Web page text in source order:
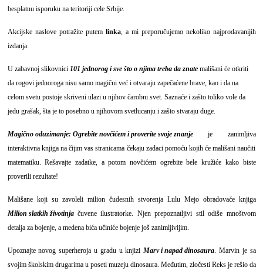
besplatnu isporuku na teritoriji cele Srbije.
Akcijske naslove potražite putem linka, a mi preporučujemo nekoliko najprodavanijih
izdanja.
U zabavnoj slikovnici 101 jednorog i sve što o njima treba da znate mališani će otkriti
da rogovi jednoroga nisu samo magični već i otvaraju zapečaćene brave, kao i da na
celom svetu postoje skriveni ulazi u njihov čarobni svet. Saznaće i zašto toliko vole da
jedu grašak, šta je to posebno u njihovom svetlucanju i zašto stvaraju duge.
Magično oduzimanje: Ogrebite novčićem i proverite svoje znanjeje zanimljiva
interaktivna knjiga na čijim vas stranicama čekaju zadaci pomoću kojih će mališani naučiti
matematiku. Rešavajte zadatke, a potom novčićem ogrebite bele kružiće kako biste
proverili rezultate!
Mališane koji su zavoleli milion čudesnih stvorenja Lulu Mejo obradovaće knjiga
Milion slatkih životinjačuvene ilustratorke. Njen prepoznatljivi stil odiše mnoštvom
detalja za bojenje, a medena bića učiniće bojenje još zanimljivijim.
Upoznajte novog superheroja u gradu u knjiziMarv i napad dinosaura. Marvin je sa
svojim školskim drugarima u poseti muzeju dinosaura. Međutim, zločesti Reks je rešio da